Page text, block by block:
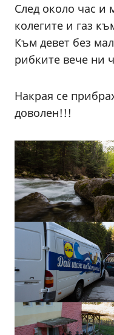
След около час и
колегите и газ
Към девет без
рибките вече ни
Накрая се
доволен!!!